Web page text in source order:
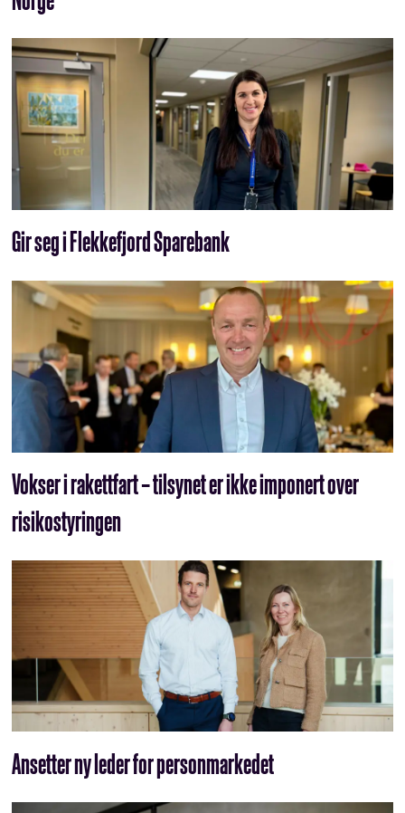
Gir seg i Flekkefjord Sparebank
Vokser i rakettfart – tilsynet er ikke imponert over
risikostyringen
Ansetter ny leder for personmarkedet